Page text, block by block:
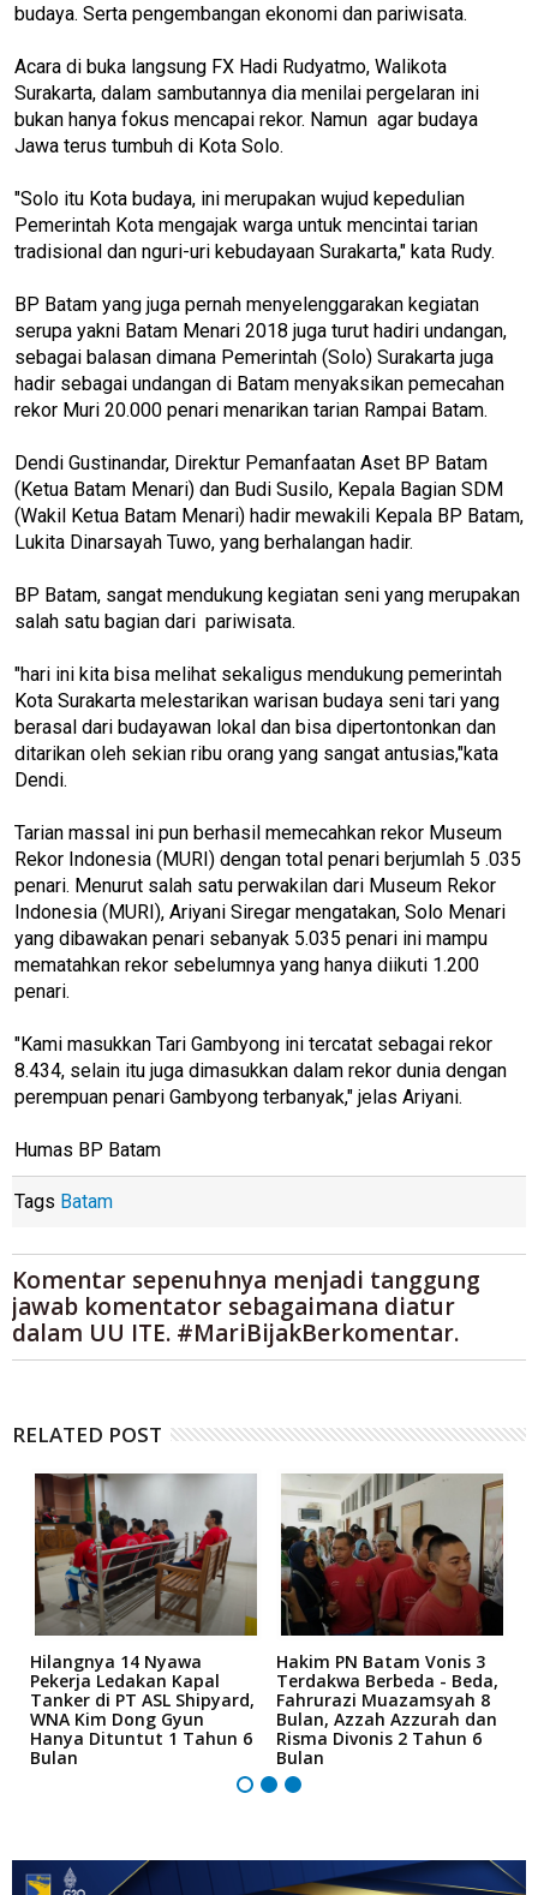
budaya. Serta pengembangan ekonomi dan pariwisata.
Acara di buka langsung FX Hadi Rudyatmo, Walikota
Surakarta, dalam sambutannya dia menilai pergelaran ini
bukan hanya fokus mencapai rekor. Namun agar budaya
Jawa terus tumbuh di Kota Solo.
"Solo itu Kota budaya, ini merupakan wujud kepedulian
Pemerintah Kota mengajak warga untuk mencintai tarian
tradisional dan nguri-uri kebudayaan Surakarta," kata Rudy.
BP Batam yang juga pernah menyelenggarakan kegiatan
serupa yakni Batam Menari 2018 juga turut hadiri undangan,
sebagai balasan dimana Pemerintah (Solo) Surakarta juga
hadir sebagai undangan di Batam menyaksikan pemecahan
rekor Muri 20.000 penari menarikan tarian Rampai Batam.
Dendi Gustinandar, Direktur Pemanfaatan Aset BP Batam
(Ketua Batam Menari) dan Budi Susilo, Kepala Bagian SDM
(Wakil Ketua Batam Menari) hadir mewakili Kepala BP Batam,
Lukita Dinarsayah Tuwo, yang berhalangan hadir.
BP Batam, sangat mendukung kegiatan seni yang merupakan
salah satu bagian dari pariwisata.
"hari ini kita bisa melihat sekaligus mendukung pemerintah
Kota Surakarta melestarikan warisan budaya seni tari yang
berasal dari budayawan lokal dan bisa dipertontonkan dan
ditarikan oleh sekian ribu orang yang sangat antusias,"kata
Dendi.
Tarian massal ini pun berhasil memecahkan rekor Museum
Rekor Indonesia (MURI) dengan total penari berjumlah 5 .035
penari. Menurut salah satu perwakilan dari Museum Rekor
Indonesia (MURI), Ariyani Siregar mengatakan, Solo Menari
yang dibawakan penari sebanyak 5.035 penari ini mampu
mematahkan rekor sebelumnya yang hanya diikuti 1.200
penari.
"Kami masukkan Tari Gambyong ini tercatat sebagai rekor
8.434, selain itu juga dimasukkan dalam rekor dunia dengan
perempuan penari Gambyong terbanyak," jelas Ariyani.
Humas BP Batam
Tags Batam
Komentar sepenuhnya menjadi tanggung
jawab komentator sebagaimana diatur
dalam UU ITE. #MariBijakBerkomentar.
RELATED POST
Hilangnya 14 Nyawa
Pekerja Ledakan Kapal
Tanker di PT ASL Shipyard,
WNA Kim Dong Gyun
Hanya Dituntut 1 Tahun 6
Bulan
Hakim PN Batam Vonis 3
Terdakwa Berbeda - Beda,
Fahrurazi Muazamsyah 8
Bulan, Azzah Azzurah dan
Risma Divonis 2 Tahun 6
Bulan